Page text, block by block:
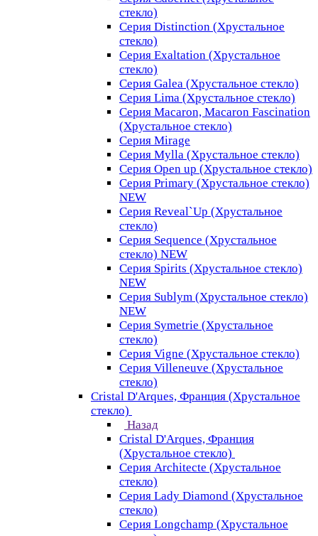
стекло)
Серия Distinction (Хрустальное
стекло)
Серия Exaltation (Хрустальное
стекло)
Серия Galea (Хрустальное стекло)
Серия Lima (Хрустальное стекло)
Серия Macaron, Macaron Fascination
(Хрустальное стекло)
Серия Mirage
Серия Mylla (Хрустальное стекло)
Серия Open up (Хрустальное стекло)
Серия Primary (Хрустальное стекло)
NEW
Серия Reveal`Up (Хрустальное
стекло)
Серия Sequence (Хрустальное
стекло) NEW
Серия Spirits (Хрустальное стекло)
NEW
Серия Sublym (Хрустальное стекло)
NEW
Серия Symetrie (Хрустальное
стекло)
Серия Vigne (Хрустальное стекло)
Серия Villeneuve (Хрустальное
стекло)
Cristal D'Arques, Франция (Хрустальное
стекло)
Назад
Cristal D'Arques, Франция
(Хрустальное стекло)
Серия Architecte (Хрустальное
стекло)
Серия Lady Diamond (Хрустальное
стекло)
Серия Longchamp (Хрустальное